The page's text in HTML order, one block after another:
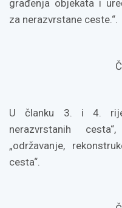
građenja objekata i
za nerazvrstane ceste.“.
U članku 3. i 4.
nerazvrstanih
„održavanje,
cesta“.